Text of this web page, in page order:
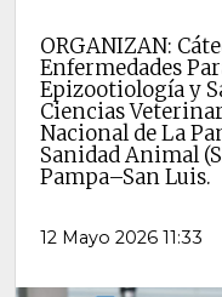
ORGANIZAN:
Enfermedades
Epizootiología y
Ciencias
Nacional de La
Sanidad Animal
Pampa–San Luis.
12 Mayo 2026 11:33